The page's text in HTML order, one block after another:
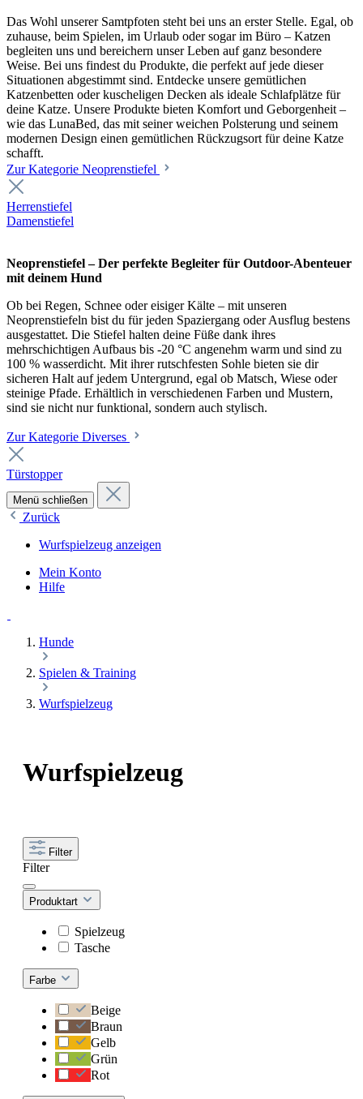
Das Wohl unserer Samtpfoten steht bei uns an erster Stelle. Egal, ob
zuhause, beim Spielen, im Urlaub oder sogar im Büro – Katzen
begleiten uns und bereichern unser Leben auf ganz besondere
Weise. Bei uns findest du Produkte, die perfekt auf jede dieser
Situationen abgestimmt sind. Entdecke unsere gemütlichen
Katzenbetten oder kuscheligen Decken als ideale Schlafplätze für
deine Katze. Unsere Produkte bieten Komfort und Geborgenheit –
wie das LunaBed, das mit seiner weichen Polsterung und seinem
modernen Design einen gemütlichen Rückzugsort für deine Katze
schafft.
Zur Kategorie Neoprenstiefel
Herrenstiefel
Damenstiefel
Neoprenstiefel – Der perfekte Begleiter für Outdoor-Abenteuer
mit deinem Hund
Ob bei Regen, Schnee oder eisiger Kälte – mit unseren
Neoprenstiefeln bist du für jeden Spaziergang oder Ausflug bestens
ausgestattet. Die Stiefel halten deine Füße dank ihres
mehrschichtigen Aufbaus bis -20 °C angenehm warm und sind zu
100 % wasserdicht. Mit ihrer rutschfesten Sohle bieten sie dir
sicheren Halt auf jedem Untergrund, egal ob Matsch, Wiese oder
steinige Pfade. Erhältlich in verschiedenen Farben und Mustern,
sind sie nicht nur funktional, sondern auch stylisch.
Zur Kategorie Diverses
Türstopper
Menü schließen
Zurück
Wurfspielzeug anzeigen
Mein Konto
Hilfe
Hunde
Spielen & Training
Wurfspielzeug
Wurfspielzeug
Filter
Filter
Produktart
Spielzeug
Tasche
Farbe
Beige
Braun
Gelb
Grün
Rot